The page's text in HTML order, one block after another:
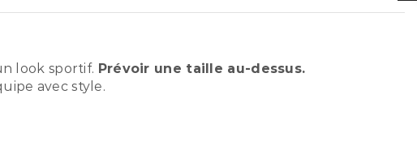
look sportif. Prévoir une taille au-dessus.
avec style.